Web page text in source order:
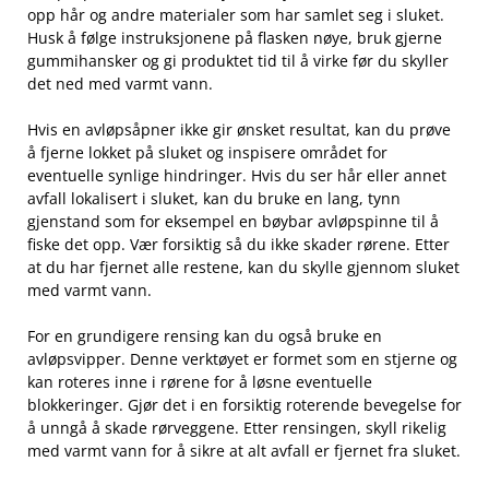
opp hår og andre materialer ‍som har ​samlet ⁤seg i sluket.
Husk ⁣å ​følge instruksjonene på flasken nøye, ​bruk gjerne
gummihansker og gi produktet tid til å virke før du skyller
det ned med varmt vann.
Hvis⁣ en avløpsåpner ikke gir ​ønsket resultat, kan du‍ prøve
å ⁢fjerne lokket på sluket og inspisere​ området for
eventuelle⁤ synlige hindringer. ‍Hvis du ser hår⁤ eller​ annet
avfall lokalisert i sluket,‍ kan du bruke ​en lang,⁤ tynn
gjenstand som for eksempel ⁤en ⁢bøybar‌ avløpspinne til å
fiske det opp. Vær forsiktig så du ikke ⁤skader rørene. Etter
at du har fjernet alle restene, kan du skylle‌ gjennom sluket‌
med varmt vann.
For en​ grundigere rensing ‍kan du også bruke⁣ en
avløpsvipper. Denne verktøyet ​er formet som en stjerne ​og
kan roteres inne i rørene for å løsne eventuelle
blokkeringer. Gjør⁤ det i en ⁤forsiktig roterende bevegelse for
å unngå å skade rørveggene. Etter rensingen, skyll rikelig
⁢med varmt⁤ vann for å sikre at alt avfall er fjernet fra​ sluket.